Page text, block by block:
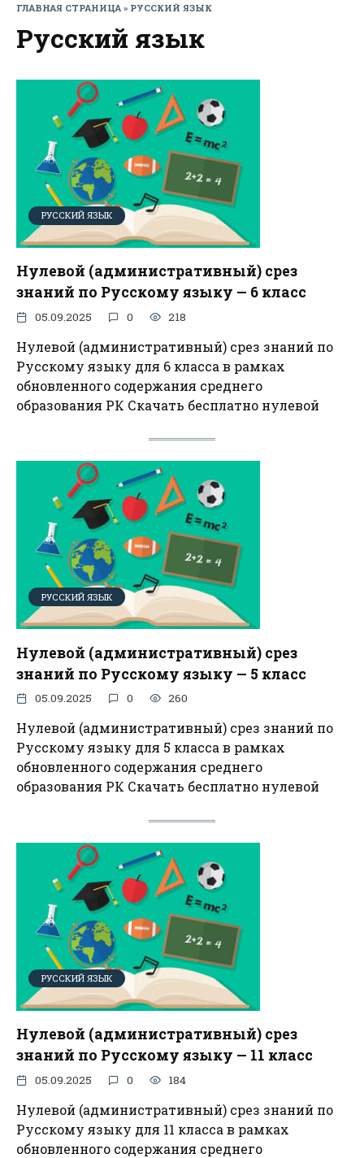
ГЛАВНАЯ СТРАНИЦА» РУССКИЙ ЯЗЫК
Русский язык
РУССКИЙ ЯЗЫК
Нулевой (административный) срез
знаний по Русскому языку — 6 класс
05.09.2025 0 218
Нулевой (административный) срез знаний по
Русскому языку для 6 класса в рамках
обновленного содержания среднего
образования РК Скачать бесплатно нулевой
РУССКИЙ ЯЗЫК
Нулевой (административный) срез
знаний по Русскому языку — 5 класс
05.09.2025 0 260
Нулевой (административный) срез знаний по
Русскому языку для 5 класса в рамках
обновленного содержания среднего
образования РК Скачать бесплатно нулевой
РУССКИЙ ЯЗЫК
Нулевой (административный) срез
знаний по Русскому языку — 11 класс
05.09.2025 0 184
Нулевой (административный) срез знаний по
Русскому языку для 11 класса в рамках
обновленного содержания среднего